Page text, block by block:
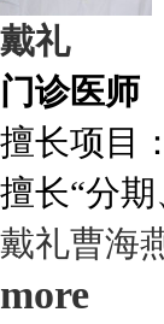
戴礼
门诊医师
擅长项目：
擅长“分
戴礼曹海
more